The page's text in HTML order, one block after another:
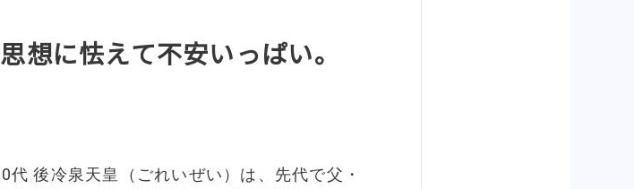
想に怯えて不安いっぱい。
代 後冷泉天皇（ごれいぜい）は、先代で父・